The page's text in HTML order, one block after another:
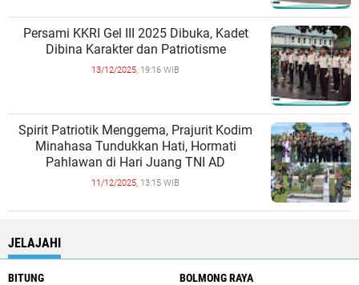
Persami KKRI Gel III 2025 Dibuka, Kadet
Dibina Karakter dan Patriotisme
13/12/2025, 19:16 WIB
Spirit Patriotik Menggema, Prajurit Kodim
Minahasa Tundukkan Hati, Hormati
Pahlawan di Hari Juang TNI AD
11/12/2025, 13:15 WIB
JELAJAHI
BITUNG
BOLMONG RAYA